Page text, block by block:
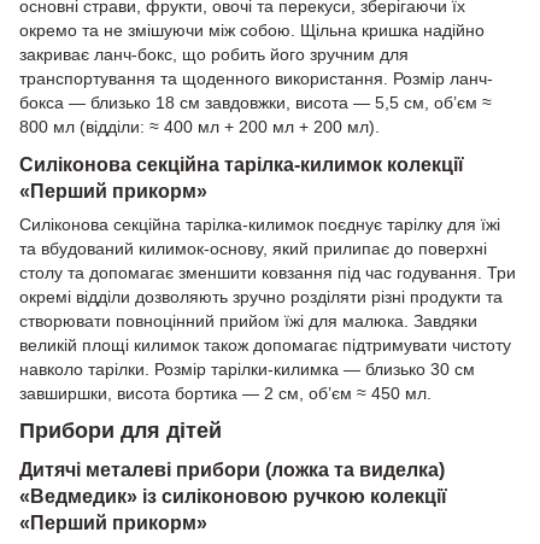
основні страви, фрукти, овочі та перекуси, зберігаючи їх
окремо та не змішуючи між собою. Щільна кришка надійно
закриває ланч-бокс, що робить його зручним для
транспортування та щоденного використання. Розмір ланч-
бокса — близько 18 см завдовжки, висота — 5,5 см, об’єм ≈
800 мл (відділи: ≈ 400 мл + 200 мл + 200 мл).
Силіконова секційна тарілка-килимок колекції
«Перший прикорм»
Силіконова секційна тарілка-килимок поєднує тарілку для їжі
та вбудований килимок-основу, який прилипає до поверхні
столу та допомагає зменшити ковзання під час годування. Три
окремі відділи дозволяють зручно розділяти різні продукти та
створювати повноцінний прийом їжі для малюка. Завдяки
великій площі килимок також допомагає підтримувати чистоту
навколо тарілки. Розмір тарілки-килимка — близько 30 см
завширшки, висота бортика — 2 см, об’єм ≈ 450 мл.
Прибори для дітей
Дитячі металеві прибори (ложка та виделка)
«Ведмедик» із силіконовою ручкою колекції
«Перший прикорм»